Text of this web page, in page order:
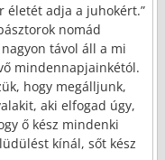
életét adja a juhokért.”
nomád
távol áll a mi
mindennapjainkétól.
hogy megálljunk,
aki elfogad úgy,
ő kész mindenki
kínál, sőt kész